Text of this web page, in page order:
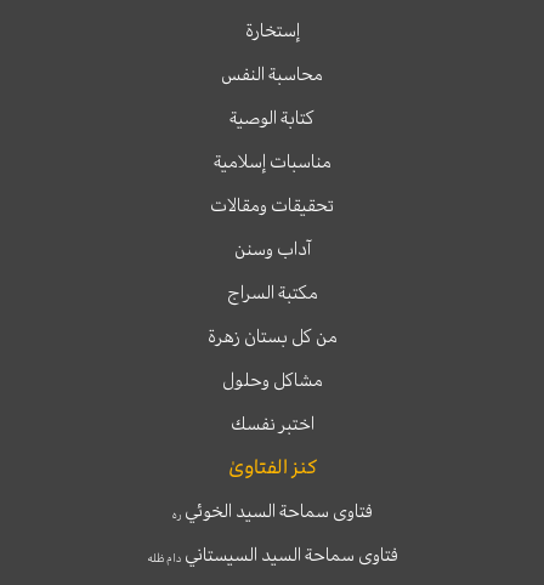
إستخارة
محاسبة النفس
كتابة الوصية
مناسبات إسلامية
تحقيقات ومقالات
آداب وسنن
مكتبة السراج
من كل بستان زهرة
مشاكل وحلول
اختبر نفسك
كنز الفتاوىٰ
فتاوى سماحة السيد الخوئيره
فتاوى سماحة السيد السيستانيدام ظله